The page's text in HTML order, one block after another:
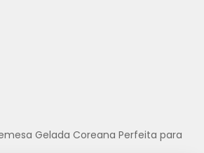
Gelada Coreana Perfeita para